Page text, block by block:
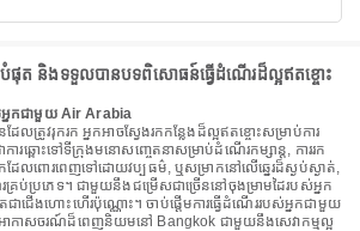
បំផុត និងទទួលបានបទពិសោធន៍ធ្វើដំណើរដ៏ល្អឥតខ្ចោះ
អ្នកជាមួយ Air Arabia
ត្រូវរុករក អ្នកអាចស្វែងរកកន្លែងដ៏ល្អឥតខ្ចោះសម្រាប់ការ
ារឆ្ពោះទៅទីក្រុងមនោសញ្ចេតនាសម្រាប់ដំណើរកម្សាន្ត, ការរក
ែលពោរពេញទៅដោយវប្បធម៌, ឬសម្រាកនៅលើឆ្នេរដ៏ស្ងប់ស្ងាត់,
គ្រប់ប្រភេទ។ ជាមួយនឹងជម្រើសជាច្រើននៅចុងម្រាមដៃរបស់អ្នក
ាជើងហោះហើរប៉ុណ្ណោះ។ ចាប់ផ្តើមការធ្វើដំណើររបស់អ្នកជាមួយ
កាសចរណ៍ដ៏ពេញនិយមនៅ Bangkok ជាមួយនឹងសេវាកម្មល្អ